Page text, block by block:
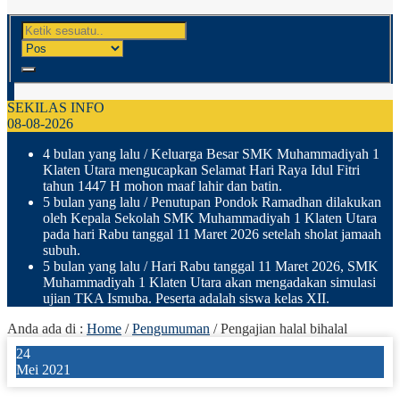
SEKILAS INFO
08-08-2026
4 bulan yang lalu / Keluarga Besar SMK Muhammadiyah 1
Klaten Utara mengucapkan Selamat Hari Raya Idul Fitri
tahun 1447 H mohon maaf lahir dan batin.
5 bulan yang lalu / Penutupan Pondok Ramadhan dilakukan
oleh Kepala Sekolah SMK Muhammadiyah 1 Klaten Utara
pada hari Rabu tanggal 11 Maret 2026 setelah sholat jamaah
subuh.
5 bulan yang lalu / Hari Rabu tanggal 11 Maret 2026, SMK
Muhammadiyah 1 Klaten Utara akan mengadakan simulasi
ujian TKA Ismuba. Peserta adalah siswa kelas XII.
Anda ada di : Home /Pengumuman /Pengajian halal bihalal
24
Mei 2021